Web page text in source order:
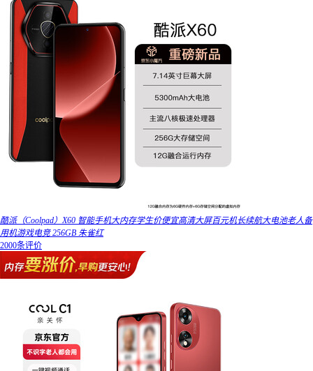
酷派（Coolpad）X60 智能手机大内存学生价便宜高清大屏百元机长续航大电池老人备
用机游戏电竞 256GB 朱雀红
2000条评价